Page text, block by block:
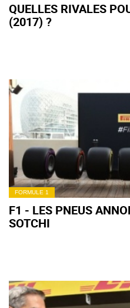
QUELLES RIVALES
(2017) ?
FORMULE 1
F1 - LES PNEUS
SOTCHI